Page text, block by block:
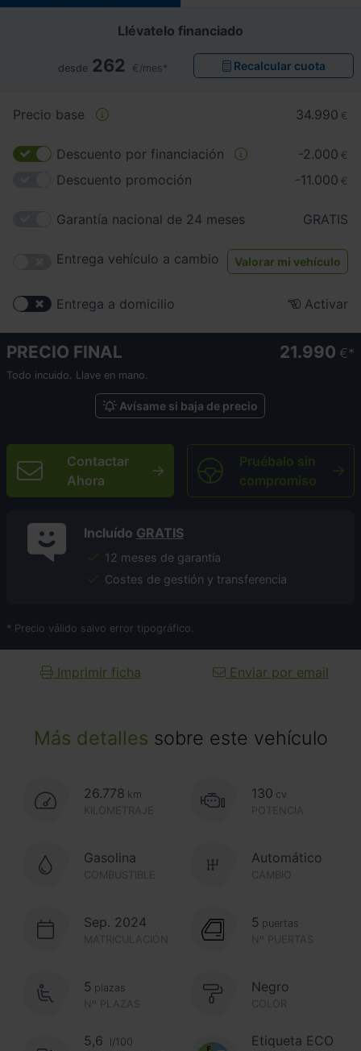
Más detalles sobre este vehículo
26.778 km
KILOMETRAJE
130 cv
POTENCIA
Gasolina
COMBUSTIBLE CAMBIO
Automático
Sep. 2024
MATRICULACIÓN Nº PUERTAS
5 puertas
Nº PLAZAS
5 plazas Negro
COLOR
5,6
l/100
Etiqueta ECO
Llévatelo financiado
desde 262 €/mes* Recalcular cuota
Precio base 34.990 €
Descuento por financiación -2.000 €
Descuento promoción -11.000 €
Garantía nacional de 24 meses GRATIS
Entrega vehículo a cambio Valorar mi vehículo
Entrega a domicilio Activar
PRECIO FINAL 21.990 €
Todo incuido. Llave en mano.
Avísame si baja de precio
Contactar
Ahora
Pruébalo sin
compromiso
Incluído GRATIS
12 meses de garantía
Costes de gestión y transferencia
* Precio válido salvo error tipográfico.
Imprimir ficha Enviar por email